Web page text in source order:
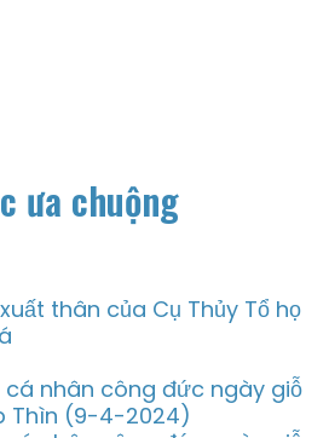
ưa chuộng
thân của Cụ Thủy Tổ họ
nhân công đức ngày giỗ
Thìn (9-4-2024)